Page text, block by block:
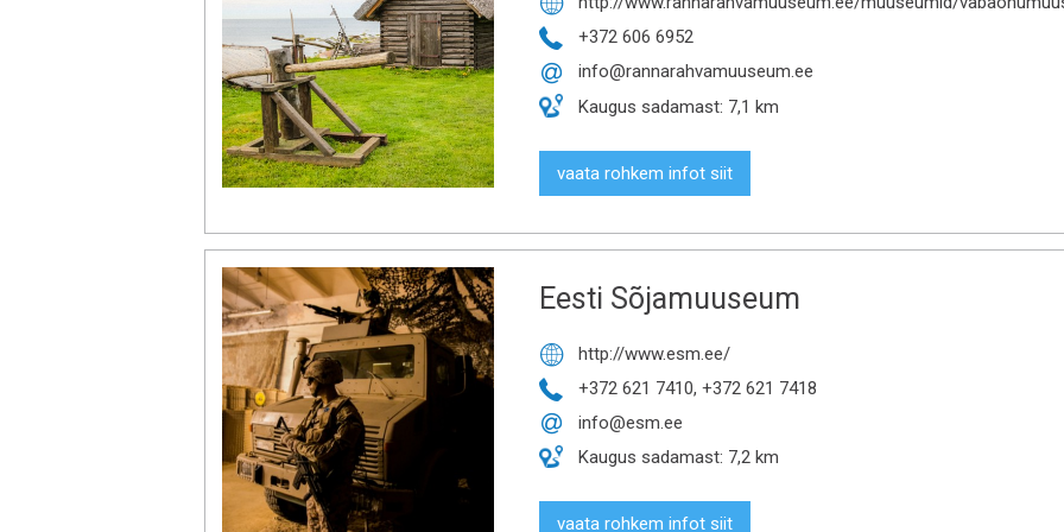
 +372 606 6952

info@rannarahvamuuseum.ee
Kaugus sadamast: 7,1 km
vaata rohkem infot siit
Eesti Sõja­muuseum
 http://www.esm.ee/
 +372 621 7410, +372 621 7418

info@esm.ee
Kaugus sadamast: 7,2 km
vaata rohkem infot siit